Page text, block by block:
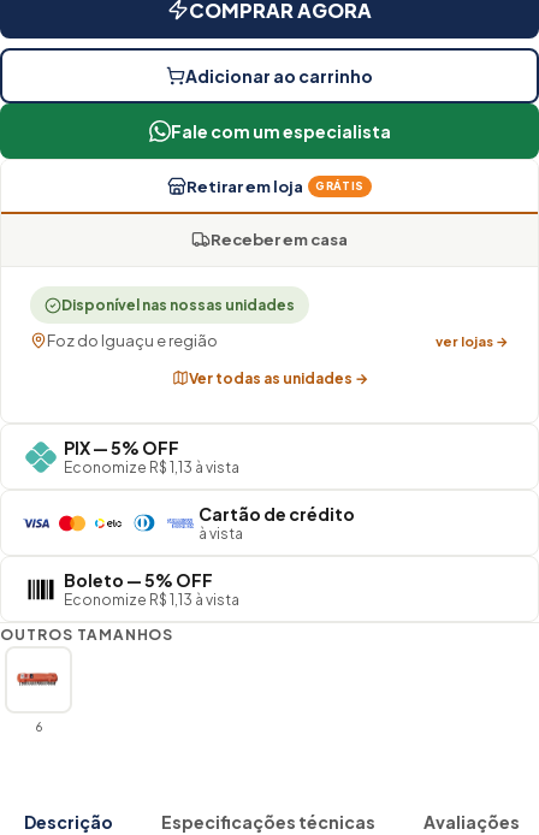
COMPRAR AGORA
Adicionar ao carrinho
Fale com um especialista
Retirar em loja GRÁTIS
Receber em casa
Disponível nas nossas unidades
Foz do Iguaçu e região ver lojas →
Ver todas as unidades →
PIX — 5% OFF
Economize R$ 1,13 à vista
Cartão de crédito
à vista
Boleto — 5% OFF
Economize R$ 1,13 à vista
OUTROS TAMANHOS
6
Descrição Especificações técnicas Avaliações